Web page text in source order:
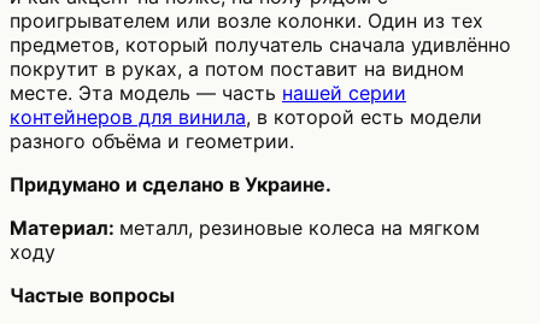
проигрывателем или возле колонки. Один из тех
предметов, который получатель сначала удивлённо
покрутит в руках, а потом поставит на видном
месте. Эта модель — часть нашей серии
контейнеров для винила, в которой есть модели
разного объёма и геометрии.
Придумано и сделано в Украине.
Материал: металл, резиновые колеса на мягком
ходу
Частые вопросы